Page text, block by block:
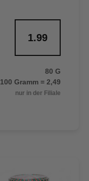
1.99
80 G
100 Gramm = 2,49
nur in der Filiale